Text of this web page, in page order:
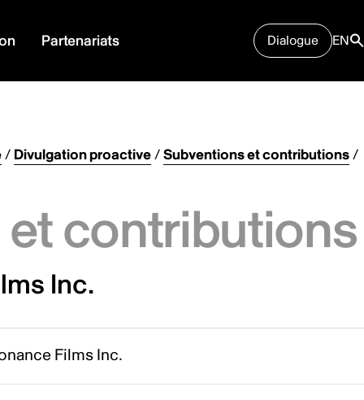
Partenariats Dialogue EN
/ Divulgation proactive/Subventions et contributions/
contributions
Inc.
Films Inc.